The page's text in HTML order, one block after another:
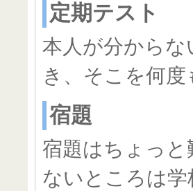
定期テスト
本人が分から
き、そこを何
宿題
宿題はちょっ
ないところは